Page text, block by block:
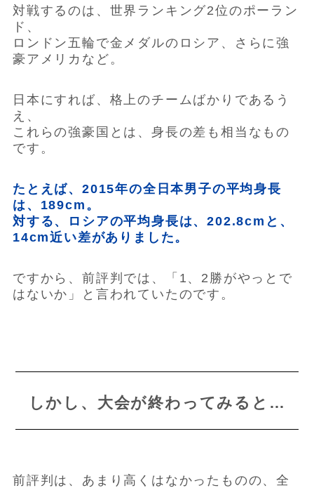
対戦するのは、世界ランキング2位のポーラン
ド、
ロンドン五輪で金メダルのロシア、さらに強
豪アメリカなど。
日本にすれば、格上のチームばかりであるう
え、
これらの強豪国とは、身長の差も相当なもの
です。
たとえば、2015年の全日本男子の平均身長
は、189cm。
対する、ロシアの平均身長は、202.8cmと、
14cm近い差がありました。
ですから、前評判では、「1、2勝がやっとで
はないか」と言われていたのです。
しかし、大会が終わってみると…
前評判は、あまり高くはなかったものの、全